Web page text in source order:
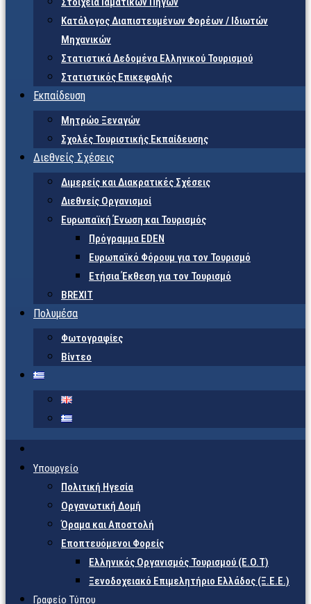
Κατάλογος Διαπιστευμένων Φορέων / Ιδιωτών
Μηχανικών
Στατιστικά Δεδομένα Ελληνικού Τουρισμού
Στατιστικός Επικεφαλής
Εκπαίδευση
Μητρώο Ξεναγών
Σχολές Τουριστικής Εκπαίδευσης
Διεθνείς Σχέσεις
Διμερείς και Διακρατικές Σχέσεις
Διεθνείς Οργανισμοί
Ευρωπαϊκή Ένωση και Τουρισμός
Πρόγραμμα EDEN
Ευρωπαϊκό Φόρουμ για τον Τουρισμό
Ετήσια Έκθεση για τον Τουρισμό
BREXIT
Πολυμέσα
Φωτογραφίες
Βίντεο
Υπουργείο
Πολιτική Ηγεσία
Οργανωτική Δομή
Όραμα και Αποστολή
Εποπτευόμενοι Φορείς
Eλληνικός Οργανισμός Τουρισμού (Ε.Ο.Τ)
Ξενοδοχειακό Επιμελητήριο Ελλάδος (Ξ.Ε.Ε.)
Γραφείο Τύπου